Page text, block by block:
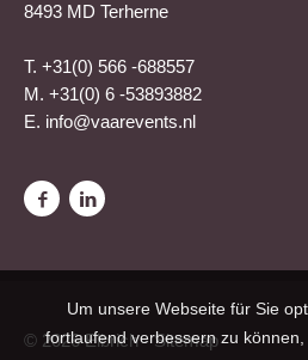
Um unsere Webseite für Sie
fortlaufend verbessern zu können,
8493 MD Terherne
T. +31(0) 566 -688557
M. +31(0) 6 -53893882
E. info@vaarevents.nl
© 2026 Elbrich -Sitemap